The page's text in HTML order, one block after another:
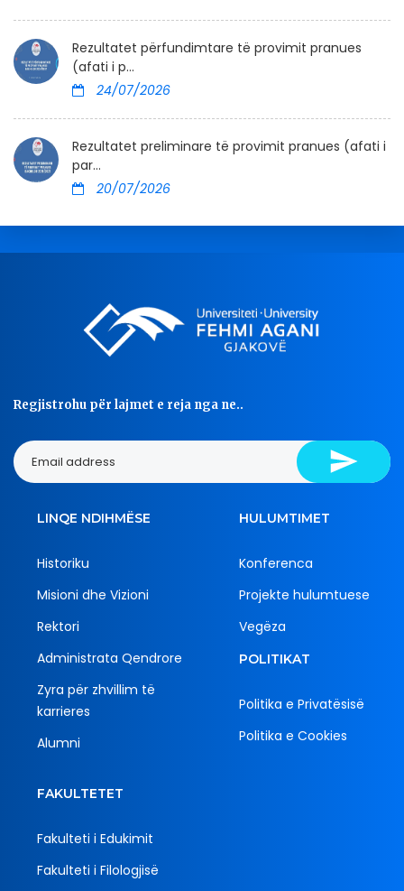
Rezultatet përfundimtare të provimit pranues
(afati i p...
24/07/2026
Rezultatet preliminare të provimit pranues (afati i
par...
20/07/2026
Regjistrohu për lajmet e reja nga ne..
LINQE NDIHMËSE
Historiku
Misioni dhe Vizioni
Rektori
Administrata Qendrore
Zyra për zhvillim të
karrieres
Alumni
HULUMTIMET
Konferenca
Projekte hulumtuese
Vegëza
POLITIKAT
Politika e Privatësisë
Politika e Cookies
FAKULTETET
Fakulteti i Edukimit
Fakulteti i Filologjisë